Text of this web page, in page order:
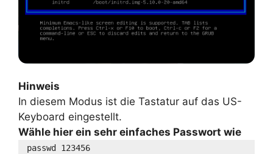
Hinweis
In diesem Modus ist die Tastatur auf das US-
Keyboard eingestellt.
Wähle hier ein sehr einfaches Passwort wie
passwd 123456